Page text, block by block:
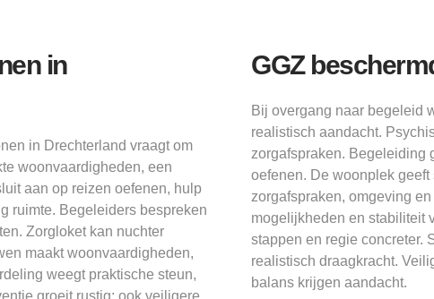
in
in Drechterland vraagt om
woonvaardigheden, een
aan op reizen oefenen, hulp
ruimte. Begeleiders bespreken
Zorgloket kan nuchter
maakt woonvaardigheden,
weegt praktische steun,
GGZ
Bij overgang naar begeleid
realistisch aandacht.
zorgafspraken. Begeleiding
oefenen. De woonplek
zorgafspraken, omgeving
mogelijkheden en stabiliteit
stappen en regie concreter.
realistisch draagkracht.
balans krijgen aandacht.